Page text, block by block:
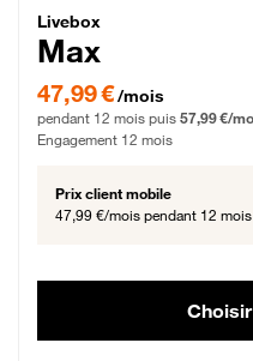
Livebox Max
Livebox
Max
47,99 € par mois pendant 12
47,99 €/mois
pendant 12 mois puis 57,99 €/
Engagement 12 mois
Prix client mobile
47,99 €/mois pendant 12